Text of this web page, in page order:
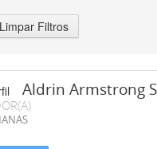
Limpar Filtros
Aldrin Armstrong